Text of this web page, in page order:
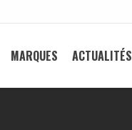
MARQUES ACTUALITÉS